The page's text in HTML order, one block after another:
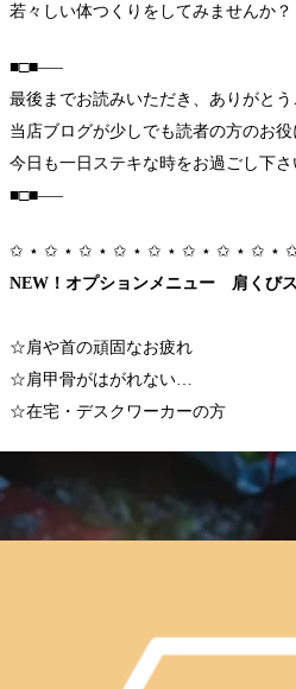
若々しい体つくりをしてみませんか？
■□■—–
最後までお読みいただき、ありがとう
当店ブログが少しでも読者の方のお役
今日も一日ステキな時をお過ごし下さ
■□■—–
✩ ⋆ ✩ ⋆ ✩ ⋆ ✩ ⋆ ✩ ⋆ ✩ ⋆ ✩ ⋆ ✩ ⋆
NEW！オプションメニュー 肩くび
☆肩や首の頑固 なお疲れ
☆肩甲骨がはがれない…
☆在宅・デスクワーカーの方
ボディケアにはない、
上半身にある面積の大きい筋肉をぐ
肩くびストレッチ20分 ＋￥3,300(税